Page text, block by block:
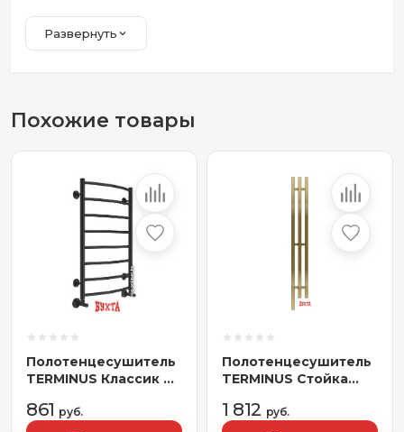
Развернуть
Похожие товары
Полотенцесушитель
TERMINUS Классик П8
электро (черный)
861 руб.
Полотенцесушитель
TERMINUS Стойка
(матовое золото)
1 812 руб.